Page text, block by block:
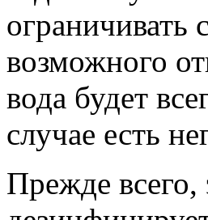
ограничивать
возможного
вода будет
случае есть
Прежде всего,